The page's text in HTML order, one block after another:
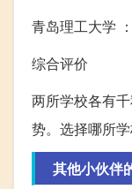
青岛理工大学
综合评价
两所学校各有
势。选择哪所
其他小伙伴